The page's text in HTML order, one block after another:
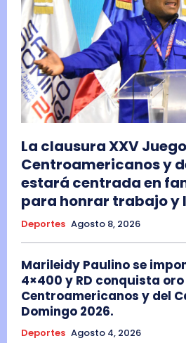
La clausura XXV
Centroamericanos y
estará centrada en
para honrar trabajo y
Deportes Agosto 8, 2026
Marileidy Paulino se
4×400 y RD conquista
Centroamericanos y del
Domingo 2026.
Deportes Agosto 4, 2026